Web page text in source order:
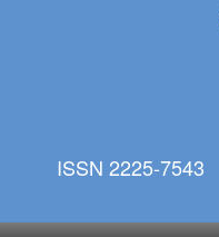
ISSN 2225-7543